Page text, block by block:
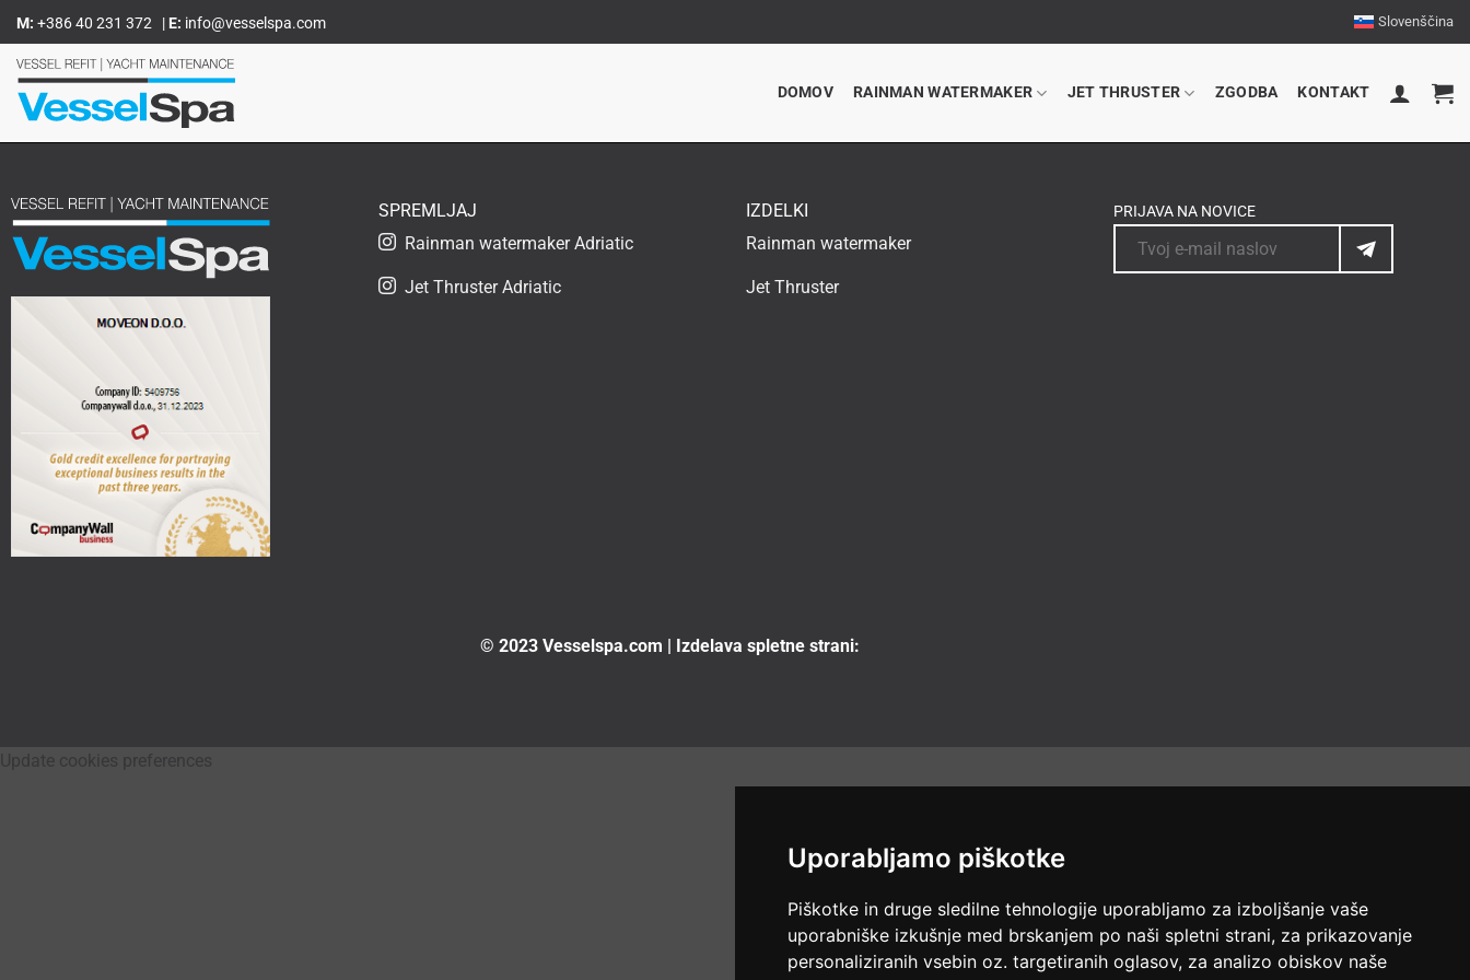
Uporabljamo piškotke
Piškotke in druge sledilne tehnologije uporabljamo za izboljšanje vaše
uporabniške izkušnje med brskanjem po naši spletni strani, za prikazovanje
personaliziranih vsebin oz. targetiranih oglasov, za analizo obiskov naše
Skoči
na
vsebino
M: +386 40 231 372 | E: info@vesselspa.com Slovenščina
DOMOV RAINMAN WATERMAKER JET THRUSTER ZGODBA KONTAKT
SPREMLJAJ
Rainman watermaker Adriatic
Jet Thruster Adriatic
IZDELKI
Rainman watermaker
Jet Thruster
PRIJAVA NA NOVICE
© 2023 Vesselspa.com Izdelava spletne strani:
Update cookies preferences